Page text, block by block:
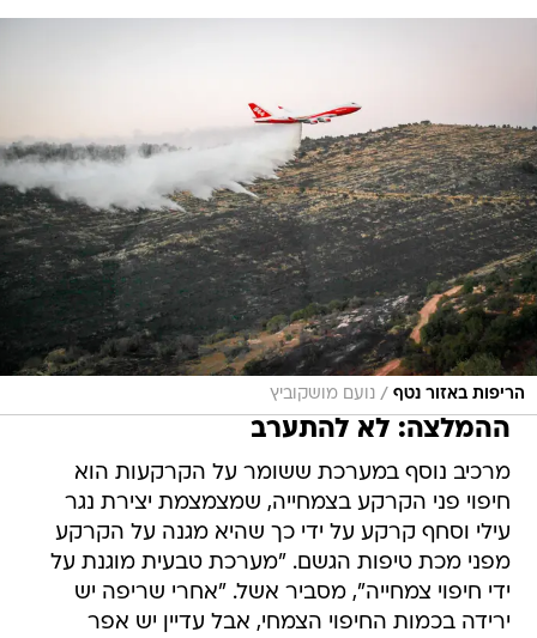
הריפות באזור נטף / נועם מושקוביץ
ההמלצה: לא להתערב
מרכיב נוסף במערכת ששומר על הקרקעות הוא
חיפוי פני הקרקע בצמחייה, שמצמצמת יצירת נגר
עילי וסחף קרקע על ידי כך שהיא מגנה על הקרקע
מפני מכת טיפות הגשם. "מערכת טבעית מוגנת על
ידי חיפוי צמחייה", מסביר אשל. "אחרי שריפה יש
ירידה בכמות החיפוי הצמחי, אבל עדיין יש אפר